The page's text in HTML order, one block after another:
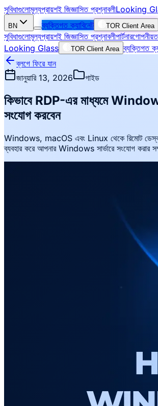
সুবিধাগুলোমূল্যপ্রায়শই জিজ্ঞাসিত প্রশ্নাবলীLooking
BN ব্যক্তিগত ক্যাবিনেট TOR Client Area
সুবিধাগুলোমূল্যপ্রায়শই জিজ্ঞাসিত প্রশ্নাবলীপার্টনার
Looking Glass
TOR Client Area ব্যক্তিগত
ব্লগে ফিরে যান
জানুয়ারি 13, 2026
গাইড
কিভাবে RDP-এর মাধ্যমে
সংযোগ করবেন
Windows, macOS এবং Linux থেকে রিমোট
ব্যবহার করে আপনার Windows সার্ভারে সংযোগ করার